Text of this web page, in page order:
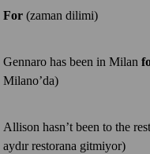
For (zaman dilimi)
Gennaro has been in Milan
Milano’da)
Allison hasn’t been to the
aydır restorana gitmiyor)